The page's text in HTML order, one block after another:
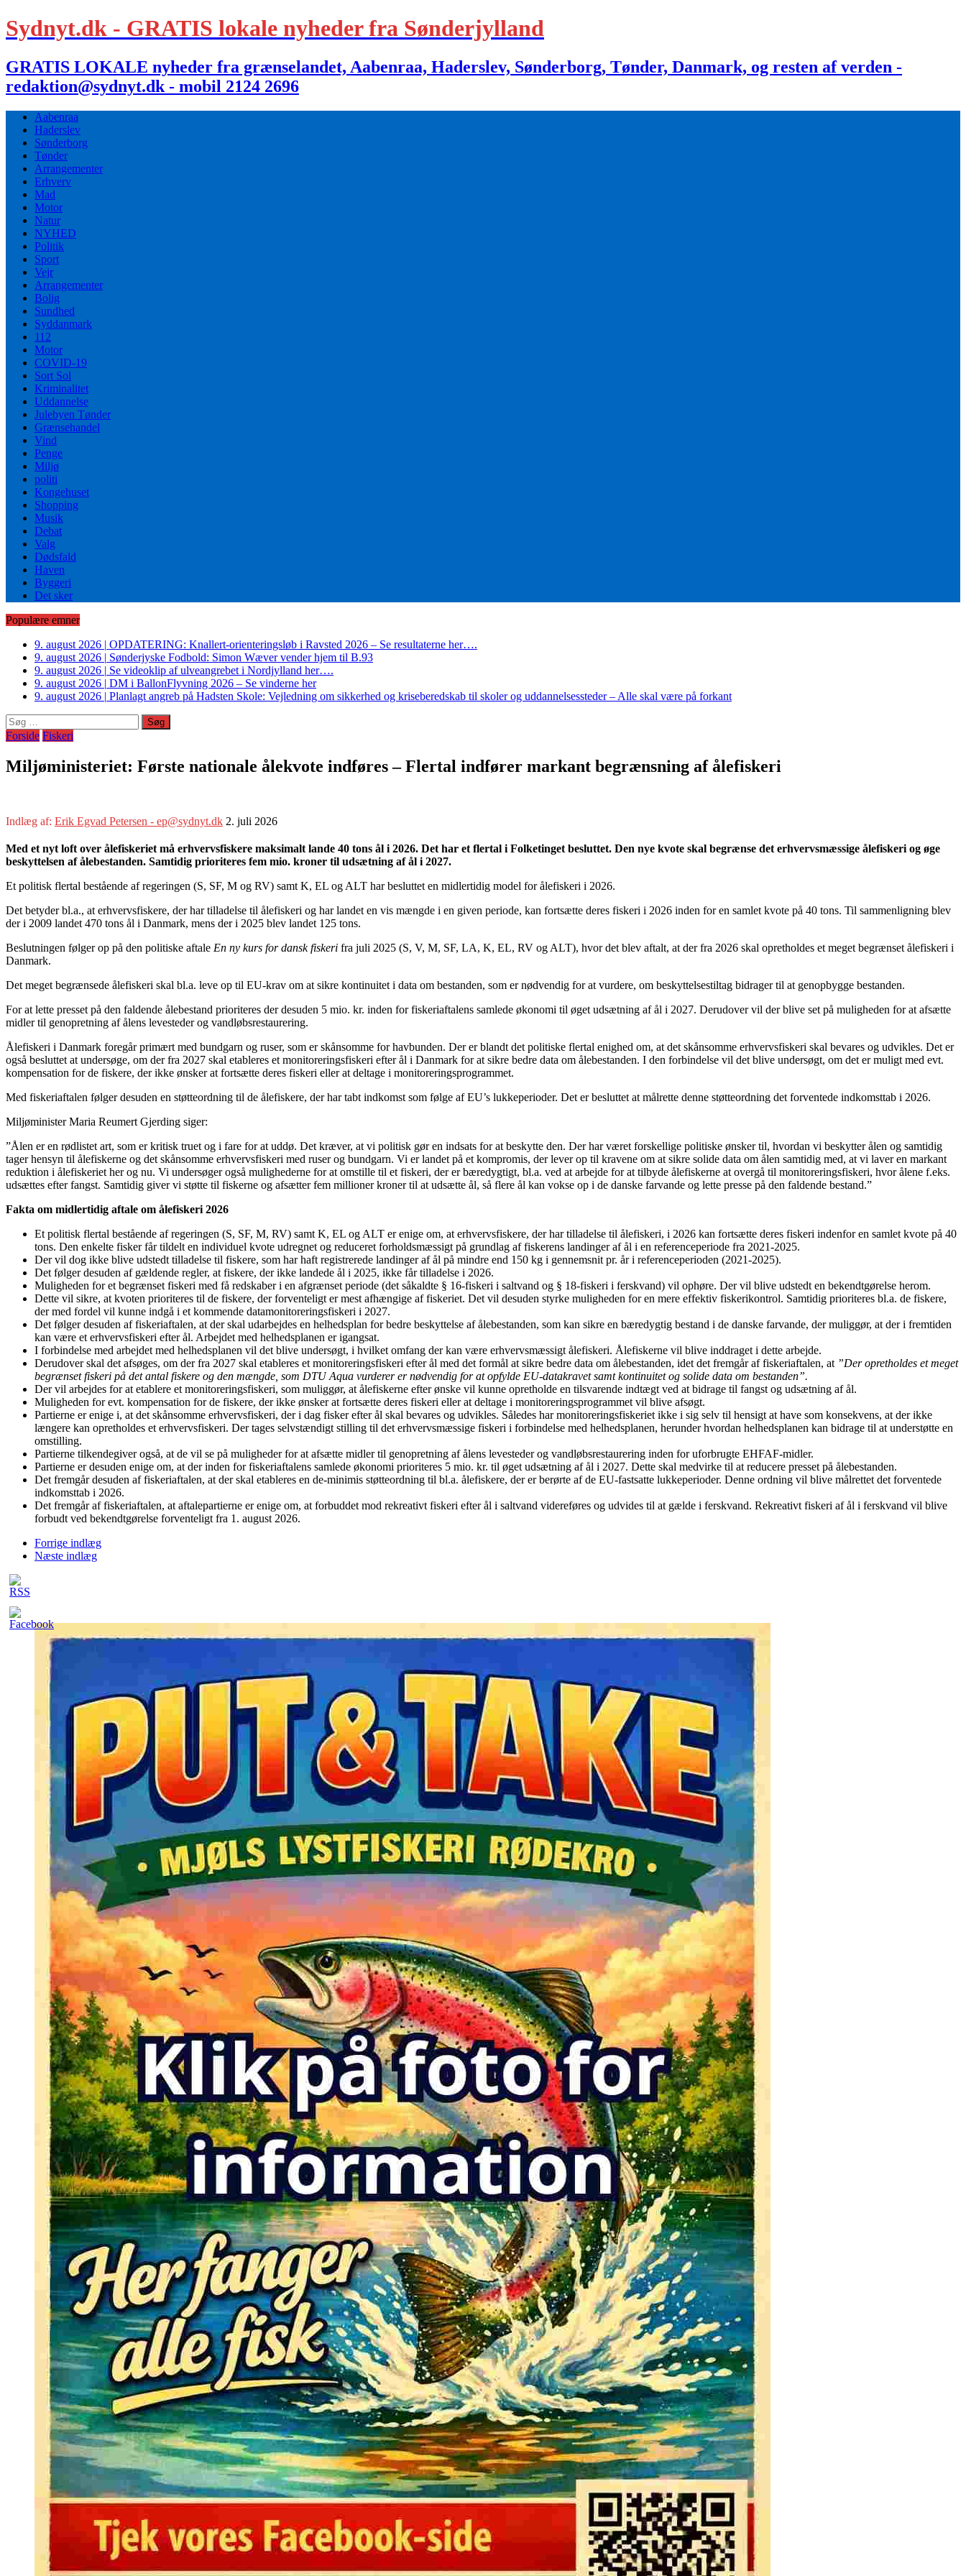
Sydnyt.dk - GRATIS lokale nyheder fra Sønderjylland
GRATIS LOKALE nyheder fra grænselandet, Aabenraa, Haderslev, Sønderborg, Tønder, Danmark, og resten af verden -
redaktion@sydnyt.dk - mobil 2124 2696
Aabenraa
Haderslev
Sønderborg
Tønder
Arrangementer
Erhverv
Mad
Motor
Natur
NYHED
Politik
Sport
Vejr
Arrangementer
Bolig
Sundhed
Syddanmark
112
Motor
COVID-19
Sort Sol
Kriminalitet
Uddannelse
Julebyen Tønder
Grænsehandel
Vind
Penge
Miljø
politi
Kongehuset
Shopping
Musik
Debat
Valg
Dødsfald
Haven
Byggeri
Det sker
Populære emner
9. august 2026 | OPDATERING: Knallert-orienteringsløb i Ravsted 2026 – Se resultaterne her….
9. august 2026 | Sønderjyske Fodbold: Simon Wæver vender hjem til B.93
9. august 2026 | Se videoklip af ulveangrebet i Nordjylland her….
9. august 2026 | DM i BallonFlyvning 2026 – Se vinderne her
9. august 2026 | Planlagt angreb på Hadsten Skole: Vejledning om sikkerhed og kriseberedskab til skoler og uddannelsessteder – Alle skal være på forkant
Søg
efter:
Forside Fiskeri
Miljøministeriet: Første nationale ålekvote indføres – Flertal indfører markant begrænsning af ålefiskeri
Indlæg af: Erik Egvad Petersen - ep@sydnyt.dk 2. juli 2026
Med et nyt loft over ålefiskeriet må erhvervsfiskere maksimalt lande 40 tons ål i 2026. Det har et flertal i Folketinget besluttet. Den nye kvote skal begrænse det erhvervsmæssige ålefiskeri og øge
beskyttelsen af ålebestanden. Samtidig prioriteres fem mio. kroner til udsætning af ål i 2027.
Et politisk flertal bestående af regeringen (S, SF, M og RV) samt K, EL og ALT har besluttet en midlertidig model for ålefiskeri i 2026.
Det betyder bl.a., at erhvervsfiskere, der har tilladelse til ålefiskeri og har landet en vis mængde i en given periode, kan fortsætte deres fiskeri i 2026 inden for en samlet kvote på 40 tons. Til sammenligning blev
der i 2009 landet 470 tons ål i Danmark, mens der i 2025 blev landet 125 tons.
Beslutningen følger op på den politiske aftale En ny kurs for dansk fiskeri fra juli 2025 (S, V, M, SF, LA, K, EL, RV og ALT), hvor det blev aftalt, at der fra 2026 skal opretholdes et meget begrænset ålefiskeri i
Danmark.
Det meget begrænsede ålefiskeri skal bl.a. leve op til EU-krav om at sikre kontinuitet i data om bestanden, som er nødvendig for at vurdere, om beskyttelsestiltag bidrager til at genopbygge bestanden.
For at lette presset på den faldende ålebestand prioriteres der desuden 5 mio. kr. inden for fiskeriaftalens samlede økonomi til øget udsætning af ål i 2027. Derudover vil der blive set på muligheden for at afsætte
midler til genopretning af ålens levesteder og vandløbsrestaurering.
Ålefiskeri i Danmark foregår primært med bundgarn og ruser, som er skånsomme for havbunden. Der er blandt det politiske flertal enighed om, at det skånsomme erhvervsfiskeri skal bevares og udvikles. Det er
også besluttet at undersøge, om der fra 2027 skal etableres et monitoreringsfiskeri efter ål i Danmark for at sikre bedre data om ålebestanden. I den forbindelse vil det blive undersøgt, om det er muligt med evt.
kompensation for de fiskere, der ikke ønsker at fortsætte deres fiskeri eller at deltage i monitoreringsprogrammet.
Med fiskeriaftalen følger desuden en støtteordning til de ålefiskere, der har tabt indkomst som følge af EU’s lukkeperioder. Det er besluttet at målrette denne støtteordning det forventede indkomsttab i 2026.
Miljøminister Maria Reumert Gjerding siger:
”Ålen er en rødlistet art, som er kritisk truet og i fare for at uddø. Det kræver, at vi politisk gør en indsats for at beskytte den. Der har været forskellige politiske ønsker til, hvordan vi beskytter ålen og samtidig
tager hensyn til ålefiskerne og det skånsomme erhvervsfiskeri med ruser og bundgarn. Vi er landet på et kompromis, der lever op til kravene om at sikre solide data om ålen samtidig med, at vi laver en markant
reduktion i ålefiskeriet her og nu. Vi undersøger også mulighederne for at omstille til et fiskeri, der er bæredygtigt, bl.a. ved at arbejde for at tilbyde ålefiskerne at overgå til monitoreringsfiskeri, hvor ålene f.eks.
udsættes efter fangst. Samtidig giver vi støtte til fiskerne og afsætter fem millioner kroner til at udsætte ål, så flere ål kan vokse op i de danske farvande og lette presse på den faldende bestand.”
Fakta om midlertidig aftale om ålefiskeri 2026
Et politisk flertal bestående af regeringen (S, SF, M, RV) samt K, EL og ALT er enige om, at erhvervsfiskere, der har tilladelse til ålefiskeri, i 2026 kan fortsætte deres fiskeri indenfor en samlet kvote på 40
tons. Den enkelte fisker får tildelt en individuel kvote udregnet og reduceret forholdsmæssigt på grundlag af fiskerens landinger af ål i en referenceperiode fra 2021-2025.
Der vil dog ikke blive udstedt tilladelse til fiskere, som har haft registrerede landinger af ål på mindre end 150 kg i gennemsnit pr. år i referenceperioden (2021-2025).
Det følger desuden af gældende regler, at fiskere, der ikke landede ål i 2025, ikke får tilladelse i 2026.
Muligheden for et begrænset fiskeri med få redskaber i en afgrænset periode (det såkaldte § 16-fiskeri i saltvand og § 18-fiskeri i ferskvand) vil ophøre. Der vil blive udstedt en bekendtgørelse herom.
Dette vil sikre, at kvoten prioriteres til de fiskere, der forventeligt er mest afhængige af fiskeriet. Det vil desuden styrke muligheden for en mere effektiv fiskerikontrol. Samtidig prioriteres bl.a. de fiskere,
der med fordel vil kunne indgå i et kommende datamonitoreringsfiskeri i 2027.
Det følger desuden af fiskeriaftalen, at der skal udarbejdes en helhedsplan for bedre beskyttelse af ålebestanden, som kan sikre en bæredygtig bestand i de danske farvande, der muliggør, at der i fremtiden
kan være et erhvervsfiskeri efter ål. Arbejdet med helhedsplanen er igangsat.
I forbindelse med arbejdet med helhedsplanen vil det blive undersøgt, i hvilket omfang der kan være erhvervsmæssigt ålefiskeri. Ålefiskerne vil blive inddraget i dette arbejde.
Derudover skal det afsøges, om der fra 2027 skal etableres et monitoreringsfiskeri efter ål med det formål at sikre bedre data om ålebestanden, idet det fremgår af fiskeriaftalen, at ”Der opretholdes et meget
begrænset fiskeri på det antal fiskere og den mængde, som DTU Aqua vurderer er nødvendig for at opfylde EU-datakravet samt kontinuitet og solide data om bestanden”.
Der vil arbejdes for at etablere et monitoreringsfiskeri, som muliggør, at ålefiskerne efter ønske vil kunne opretholde en tilsvarende indtægt ved at bidrage til fangst og udsætning af ål.
Muligheden for evt. kompensation for de fiskere, der ikke ønsker at fortsætte deres fiskeri eller at deltage i monitoreringsprogrammet vil blive afsøgt.
Partierne er enige i, at det skånsomme erhvervsfiskeri, der i dag fisker efter ål skal bevares og udvikles. Således har monitoreringsfiskeriet ikke i sig selv til hensigt at have som konsekvens, at der ikke
længere kan opretholdes et erhvervsfiskeri. Der tages selvstændigt stilling til det erhvervsmæssige fiskeri i forbindelse med helhedsplanen, herunder hvordan helhedsplanen kan bidrage til at understøtte en
omstilling.
Partierne tilkendegiver også, at de vil se på muligheder for at afsætte midler til genopretning af ålens levesteder og vandløbsrestaurering inden for uforbrugte EHFAF-midler.
Partierne er desuden enige om, at der inden for fiskeriaftalens samlede økonomi prioriteres 5 mio. kr. til øget udsætning af ål i 2027. Dette skal medvirke til at reducere presset på ålebestanden.
Det fremgår desuden af fiskeriaftalen, at der skal etableres en de-minimis støtteordning til bl.a. ålefiskere, der er berørte af de EU-fastsatte lukkeperioder. Denne ordning vil blive målrettet det forventede
indkomsttab i 2026.
Det fremgår af fiskeriaftalen, at aftalepartierne er enige om, at forbuddet mod rekreativt fiskeri efter ål i saltvand videreføres og udvides til at gælde i ferskvand. Rekreativt fiskeri af ål i ferskvand vil blive
forbudt ved bekendtgørelse forventeligt fra 1. august 2026.
Forrige indlæg
Næste indlæg